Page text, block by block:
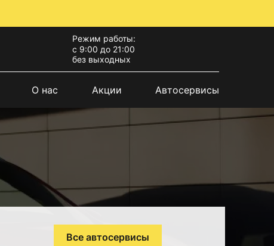
Режим работы:
с 9:00 до 21:00
без выходных
О нас Акции Автосервисы
Все автосервисы